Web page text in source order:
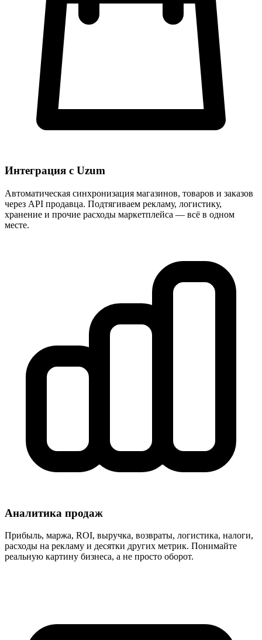
Интеграция с Uzum
Автоматическая синхронизация магазинов, товаров и заказов
через API продавца. Подтягиваем рекламу, логистику,
хранение и прочие расходы маркетплейса — всё в одном
месте.
Аналитика продаж
Прибыль, маржа, ROI, выручка, возвраты, логистика, налоги,
расходы на рекламу и десятки других метрик. Понимайте
реальную картину бизнеса, а не просто оборот.